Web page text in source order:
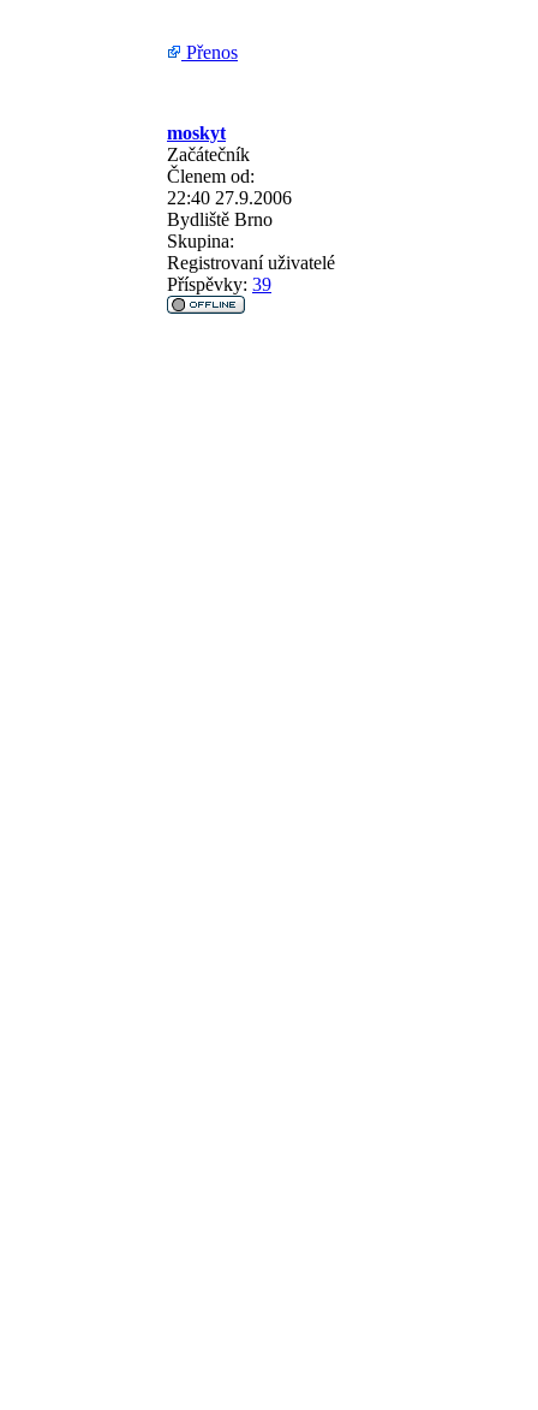
Přenos
moskyt
Začátečník
Členem od:
22:40 27.9.2006
Bydliště Brno
Skupina:
Registrovaní uživatelé
Příspěvky: 39